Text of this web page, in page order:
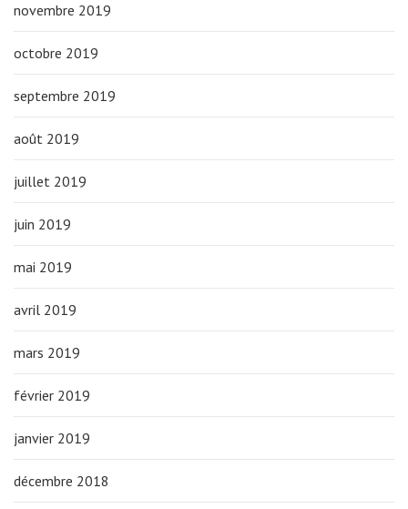
novembre 2019
octobre 2019
septembre 2019
août 2019
juillet 2019
juin 2019
mai 2019
avril 2019
mars 2019
février 2019
janvier 2019
décembre 2018